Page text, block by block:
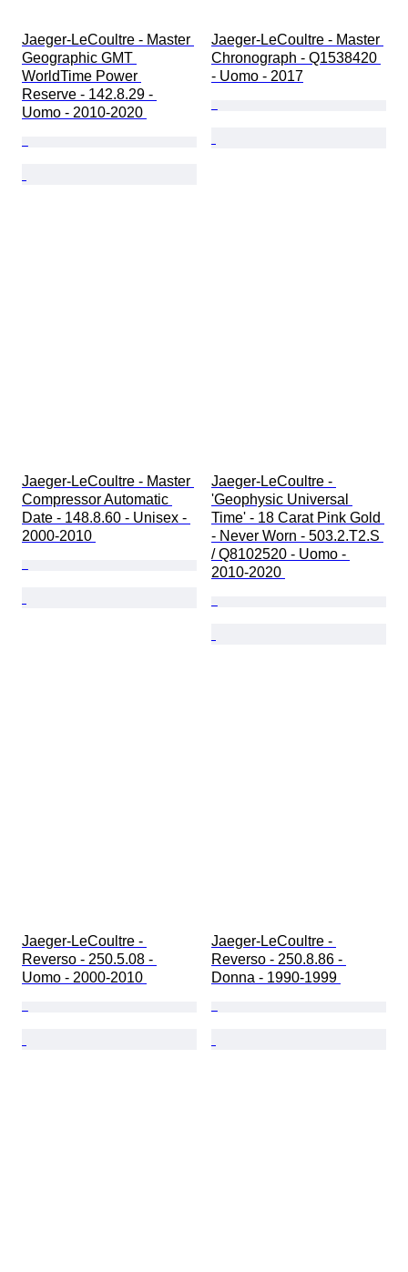
Jaeger-LeCoultre - Master
Geographic GMT
WorldTime Power
Reserve - 142.8.29 -
Uomo - 2010-2020
Jaeger-LeCoultre - Master
Chronograph - Q1538420
- Uomo - 2017
Jaeger-LeCoultre - Master
Compressor Automatic
Date - 148.8.60 - Unisex -
2000-2010
Jaeger-LeCoultre -
'Geophysic Universal
Time' - 18 Carat Pink Gold
- Never Worn - 503.2.T2.S
/ Q8102520 - Uomo -
2010-2020
Jaeger-LeCoultre -
Reverso - 250.5.08 -
Uomo - 2000-2010
Jaeger-LeCoultre -
Reverso - 250.8.86 -
Donna - 1990-1999